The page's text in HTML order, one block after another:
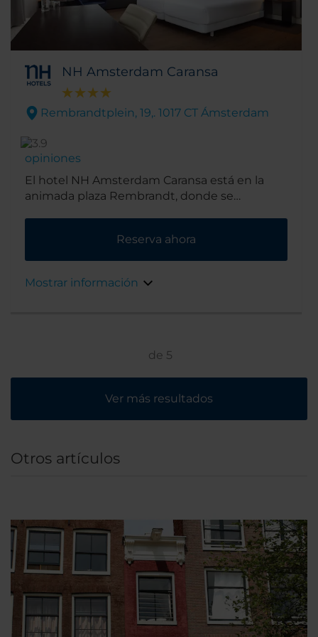
NH Amsterdam Caransa
Rembrandtplein, 19,. 1017 CT Ámsterdam
opiniones
El hotel NH Amsterdam Caransa está en la
animada plaza Rembrandt, donde se
cafeterías y restaurantes, y puede llegarse a
pie a las famosas atracciones de Ámsterdam.
lado de la plaza.
Reserva ahora
Mostrar información
de 5
Ver más resultados
Otros artículos